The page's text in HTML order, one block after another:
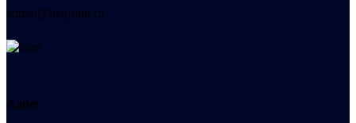
admin@helpsant.ru
Адрес